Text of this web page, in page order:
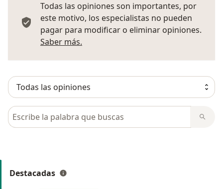
Todas las opiniones son importantes, por
este motivo, los especialistas no pueden
pagar para modificar o eliminar opiniones.
Saber más.
Busca en opiniones
Destacadas